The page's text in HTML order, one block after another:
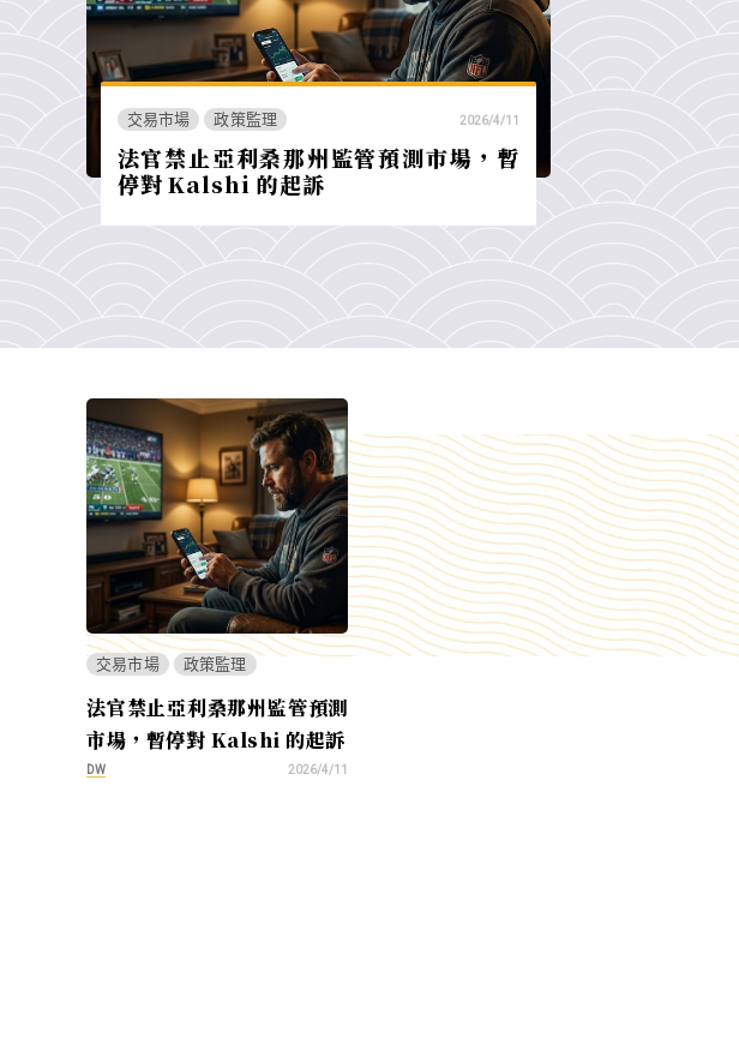
交易市場 政策監理 2026/4/11
法官禁止亞利桑那州監管預測市場，暫
停對 Kalshi 的起訴
交易市場 政策監理
法官禁止亞利桑那州監管預測
市場，暫停對 Kalshi 的起訴
DW 2026/4/11